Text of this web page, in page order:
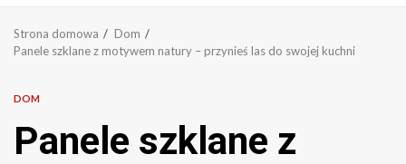
Strona domowa
Dom
Panele szklane z motywem natury – przynieś las do swojej kuchni
DOM
Panele szklane z